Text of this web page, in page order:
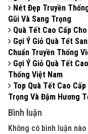
Nét Đẹp Truyền
Gũi Và Sang Trọng
Quà Tết Cao Cấp
Gợi Ý Giỏ Quà Tết
Chuẩn Truyền Thống
Gợi Ý Giỏ Quà Tết
Thống Việt Nam
Top Quà Tết Cao
Trọng Và Đậm Hương
Bình luận
Không có bình luận